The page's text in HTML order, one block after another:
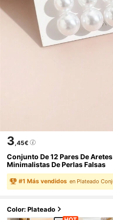
3,45€
Conjunto De 12 Pares De Aretes
Minimalistas De Perlas Falsas
#1 Más vendidos
Color: Plateado